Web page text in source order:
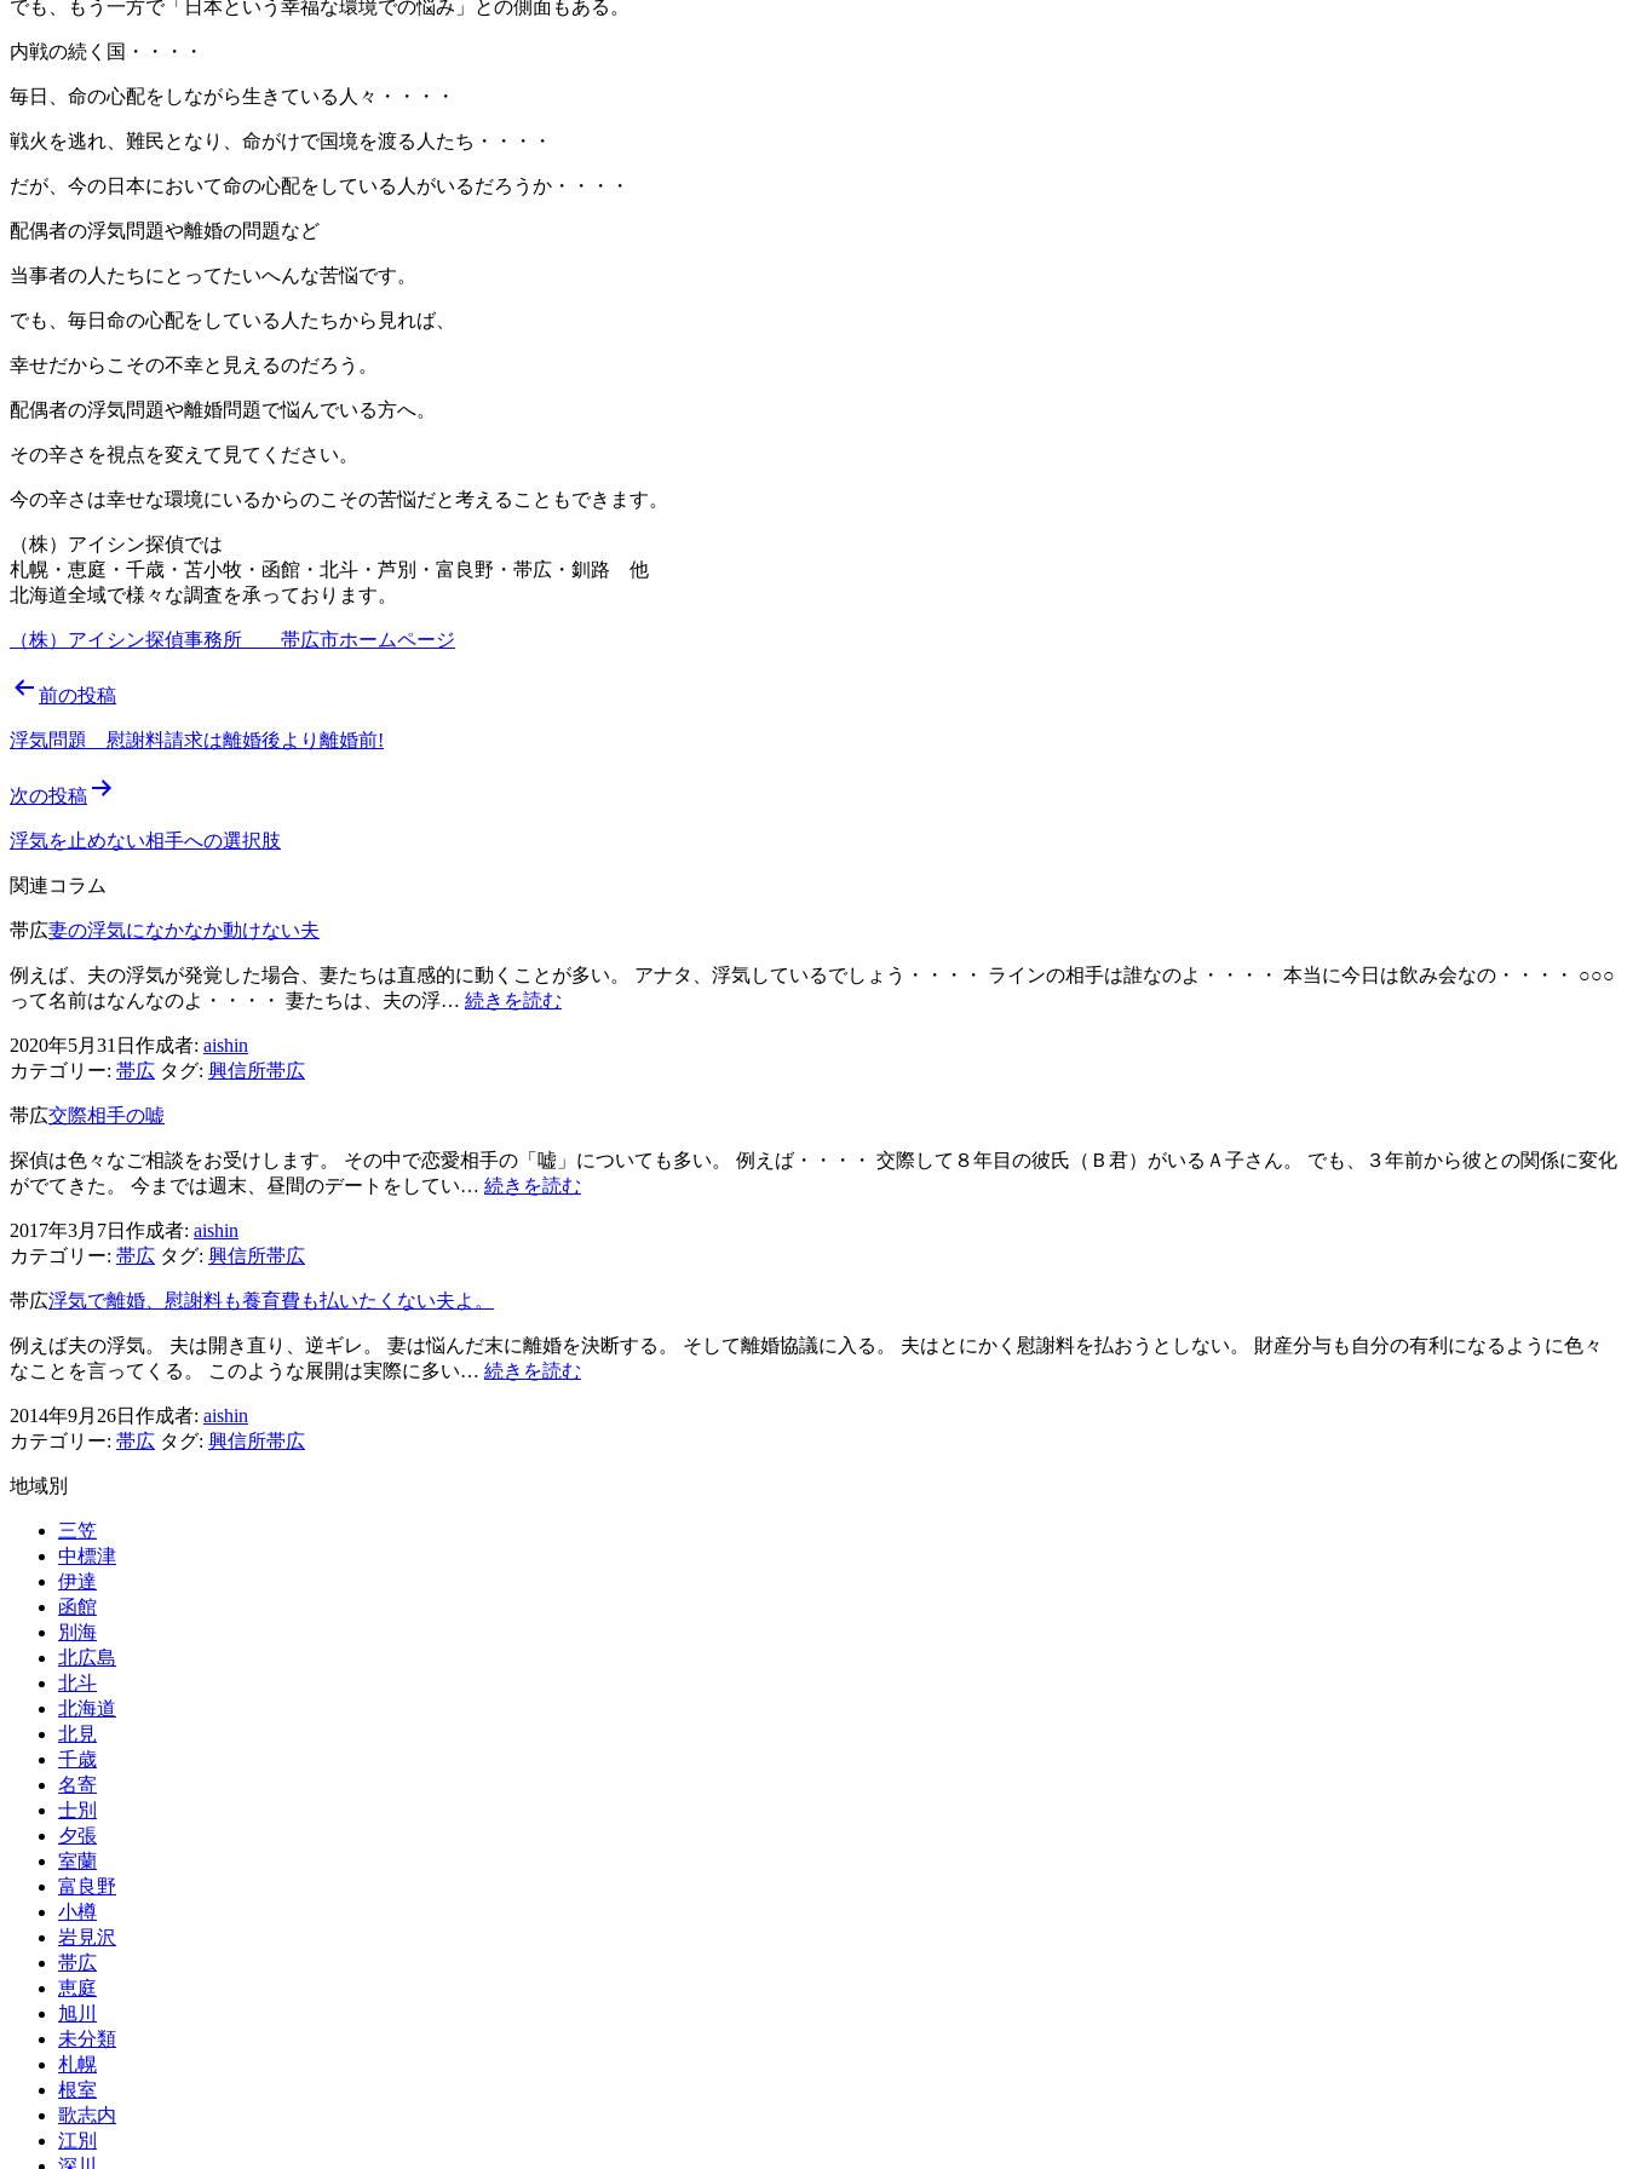
でも、もう一方で「日本という幸福な環境での悩み」との側面もある。
内戦の続く国・・・・
毎日、命の心配をしながら生きている人々・・・・
戦火を逃れ、難民となり、命がけで国境を渡る人たち・・・・
だが、今の日本において命の心配をしている人がいるだろうか・・・・
配偶者の浮気問題や離婚の問題など
当事者の人たちにとってたいへんな苦悩です。
でも、毎日命の心配をしている人たちから見れば、
幸せだからこその不幸と見えるのだろう。
配偶者の浮気問題や離婚問題で悩んでいる方へ。
その辛さを視点を変えて見てください。
今の辛さは幸せな環境にいるからのこその苦悩だと考えることもできます。
（株）アイシン探偵では
札幌・恵庭・千歳・苫小牧・函館・北斗・芦別・富良野・帯広・釧路 他
北海道全域で様々な調査を承っております。
（株）アイシン探偵事務所 帯広市ホームページ
投
稿
ビ
ゲ
ー
シ
ョ
ン
前の投稿
浮気問題 慰謝料請求は離婚後より離婚前!
次の投稿
浮気を止めない相手への選択肢
関連コラム
帯広妻の浮気になかなか動けない夫
例えば、夫の浮気が発覚した場合、妻たちは直感的に動くことが多い。 アナタ、浮気しているでしょう・・・・ ラインの相手は誰なのよ・・・・ 本当に今日は飲み会なの・・・・ ○○○
って名前はなんなのよ・・・・ 妻たちは、夫の浮… 続きを読む
か
な
か
2020年5月31日 作成者: aishin
カテゴリー: 帯広 タグ: 興信所帯広
帯広交際相手の嘘
探偵は色々なご相談をお受けします。 その中で恋愛相手の「嘘」についても多い。 例えば・・・・ 交際して８年目の彼氏（Ｂ君）がいるＡ子さん。 でも、３年前から彼との関係に変化
がでてきた。 今までは週末、昼間のデートをしてい… 続きを読む
2017年3月7日 作成者: aishin
カテゴリー: 帯広 タグ: 興信所帯広
帯広浮気で離婚、慰謝料も養育費も払いたくない夫よ。
例えば夫の浮気。 夫は開き直り、逆ギレ。 妻は悩んだ末に離婚を決断する。 そして離婚協議に入る。 夫はとにかく慰謝料を払おうとしない。 財産分与も自分の有利になるように色々
なことを言ってくる。 このような展開は実際に多い… 続きを読む
2014年9月26日 作成者: aishin
カテゴリー: 帯広 タグ: 興信所帯広
地域別
三笠
中標津
伊達
函館
別海
北広島
北斗
北海道
北見
千歳
名寄
士別
夕張
室蘭
富良野
小樽
岩見沢
帯広
恵庭
旭川
未分類
札幌
根室
歌志内
江別